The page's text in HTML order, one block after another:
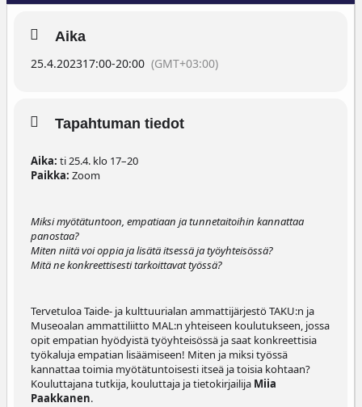
Aika
25.4.202317:00-20:00 (GMT+03:00)
Tapahtuman tiedot
Aika: ti 25.4. klo 17–20
Paikka: Zoom
Miksi myötätuntoon, empatiaan ja tunnetaitoihin kannattaa
panostaa?
Miten niitä voi oppia ja lisätä itsessä ja työyhteisössä?
Mitä ne konkreettisesti tarkoittavat työssä?
Tervetuloa Taide- ja kulttuurialan ammattijärjestö TAKU:n ja
Museoalan ammattiliitto MAL:n yhteiseen koulutukseen, jossa
opit empatian hyödyistä työyhteisössä ja saat konkreettisia
työkaluja empatian lisäämiseen! Miten ja miksi työssä
kannattaa toimia myötätuntoisesti itseä ja toisia kohtaan?
Kouluttajana tutkija, kouluttaja ja tietokirjailija Miia
Paakkanen.